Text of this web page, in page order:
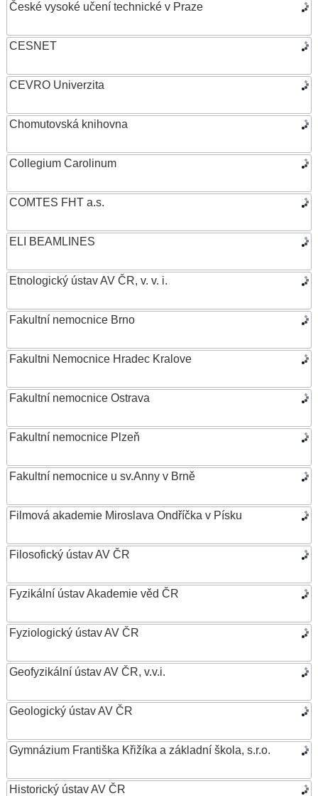
České vysoké učení technické v Praze
CESNET
CEVRO Univerzita
Chomutovská knihovna
Collegium Carolinum
COMTES FHT a.s.
ELI BEAMLINES
Etnologický ústav AV ČR, v. v. i.
Fakultní nemocnice Brno
Fakultni Nemocnice Hradec Kralove
Fakultní nemocnice Ostrava
Fakultní nemocnice Plzeň
Fakultní nemocnice u sv.Anny v Brně
Filmová akademie Miroslava Ondříčka v Písku
Filosofický ústav AV ČR
Fyzikální ústav Akademie věd ČR
Fyziologický ústav AV ČR
Geofyzikální ústav AV ČR, v.v.i.
Geologický ústav AV ČR
Gymnázium Františka Křižíka a základní škola, s.r.o.
Historický ústav AV ČR